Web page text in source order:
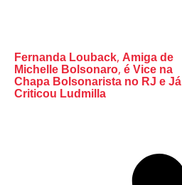
Fernanda Louback, Amiga de
Michelle Bolsonaro, é Vice na
Chapa Bolsonarista no RJ e Já
Criticou Ludmilla